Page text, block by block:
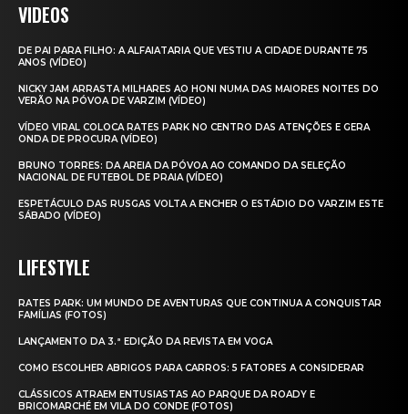
VIDEOS
DE PAI PARA FILHO: A ALFAIATARIA QUE VESTIU A CIDADE DURANTE 75
ANOS (VÍDEO)
NICKY JAM ARRASTA MILHARES AO HONI NUMA DAS MAIORES NOITES DO
VERÃO NA PÓVOA DE VARZIM (VÍDEO)
VÍDEO VIRAL COLOCA RATES PARK NO CENTRO DAS ATENÇÕES E GERA
ONDA DE PROCURA (VÍDEO)
BRUNO TORRES: DA AREIA DA PÓVOA AO COMANDO DA SELEÇÃO
NACIONAL DE FUTEBOL DE PRAIA (VÍDEO)
ESPETÁCULO DAS RUSGAS VOLTA A ENCHER O ESTÁDIO DO VARZIM ESTE
SÁBADO (VÍDEO)
LIFESTYLE
RATES PARK: UM MUNDO DE AVENTURAS QUE CONTINUA A CONQUISTAR
FAMÍLIAS (FOTOS)
LANÇAMENTO DA 3.ª EDIÇÃO DA REVISTA EM VOGA
COMO ESCOLHER ABRIGOS PARA CARROS: 5 FATORES A CONSIDERAR
CLÁSSICOS ATRAEM ENTUSIASTAS AO PARQUE DA ROADY E
BRICOMARCHÉ EM VILA DO CONDE (FOTOS)